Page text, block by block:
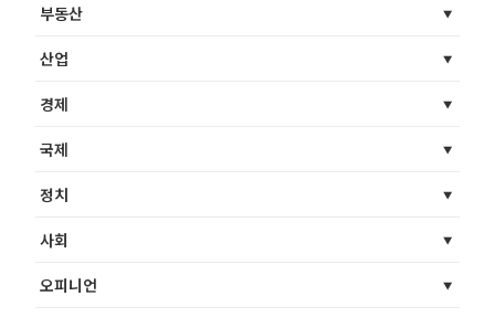
부동산
산업
경제
국제
정치
사회
오피니언